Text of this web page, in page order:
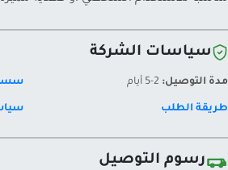
سياسات الشركة
مدة التوصيل:
طريقة الطلب
رسوم التوصيل